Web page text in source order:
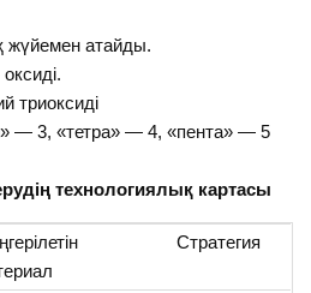
жүйемен атайды.
триоксиді
— 3, «тетра» — 4, «пента» — 5
технологиялық картасы
Стратегия